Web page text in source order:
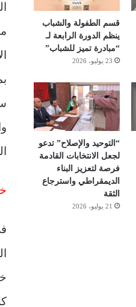
قسم الطفولة والشباب
ينظم الدورة الرابعة لـ
“مبادرة تميز للشباب”
23 يوليو، 2026
“التوحيد والإصلاح” تدعو
لجعل الانتخابات القادمة
فرصة لتعزيز البناء
الديمقراطي واسترجاع
الثقة
21 يوليو، 2026